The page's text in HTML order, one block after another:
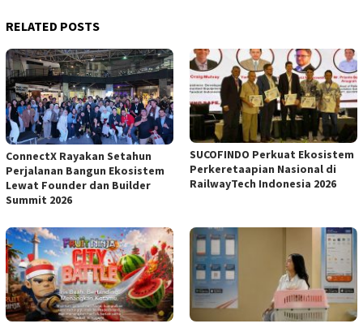
RELATED POSTS
ConnectX Rayakan Setahun
Perjalanan Bangun Ekosistem
Lewat Founder dan Builder
Summit 2026
SUCOFINDO Perkuat Ekosistem
Perkeretaapian Nasional di
RailwayTech Indonesia 2026